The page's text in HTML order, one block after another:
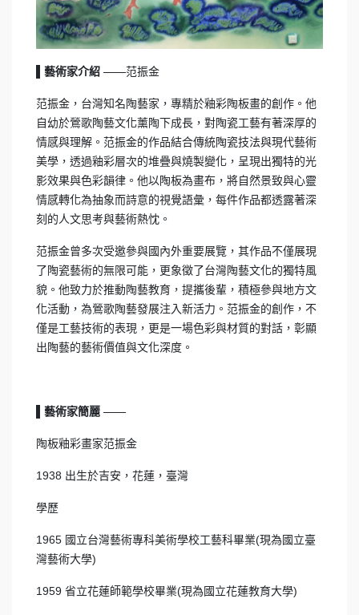
▌藝術家介紹 ——范振金
范振金，台灣知名陶藝家，專精於釉彩陶板畫的創作。他
自幼於鶯歌陶藝文化薰陶下成長，對陶瓷工藝有著深厚的
情感與理解。范振金的作品結合傳統陶瓷技法與現代藝術
美學，透過釉彩層次的堆疊與燒製變化，呈現出獨特的光
影效果與色彩韻律。他以陶板為畫布，將自然景致與心靈
情感轉化為抽象而詩意的視覺語彙，每件作品都透露著深
刻的人文思考與藝術熱忱。
范振金曾多次受邀參與國內外重要展覽，其作品不僅展現
了陶瓷藝術的無限可能，更象徵了台灣陶藝文化的獨特風
貌。他致力於推動陶藝教育，提攜後輩，積極參與地方文
化活動，為鶯歌陶藝發展注入新活力。范振金的創作，不
僅是工藝技術的表現，更是一場色彩與材質的對話，彰顯
出陶藝的藝術價值與文化深度。
▌藝術家簡麗 ——
陶板釉彩畫家范振金
1938 出生於吉安，花蓮，臺灣
學歷
1965 國立台灣藝術專科美術學校工藝科畢業(現為國立臺
灣藝術大學)
1959 省立花蓮師範學校畢業(現為國立花蓮教育大學)